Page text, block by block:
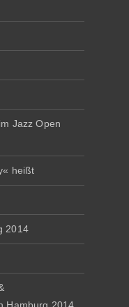
Jazz Open
heißt
2014